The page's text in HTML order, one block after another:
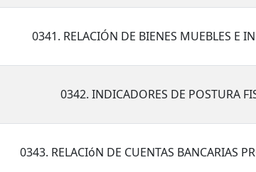
0341. RELACIÓN DE BIENES MUEBLES E
0342. INDICADORES DE POSTURA
0343. RELACIóN DE CUENTAS BANCARIAS